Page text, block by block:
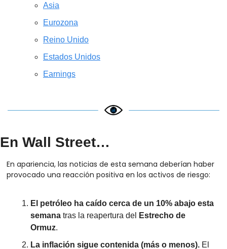
Asia
Eurozona
Reino Unido
Estados Unidos
Earnings
En Wall Street…
En apariencia, las noticias de esta semana deberían haber
provocado una reacción positiva en los activos de riesgo:
El petróleo ha caído cerca de un 10% abajo esta
semana tras la reapertura del
Estrecho de
Ormuz.
La inflación sigue contenida (más o menos).